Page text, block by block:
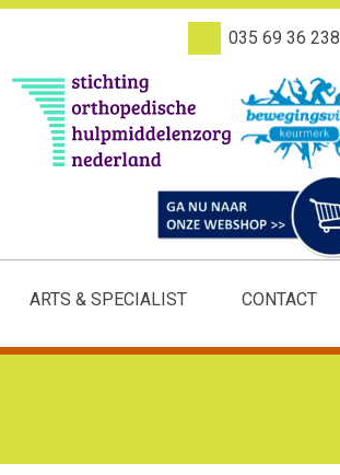
035 69 36 238
ARTS & SPECIALIST CONTACT